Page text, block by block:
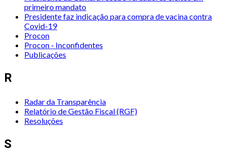
primeiro mandato
Presidente faz indicação para compra de vacina contra
Covid-19
Procon
Procon - Inconfidentes
Publicações
R
Radar da Transparência
Relatório de Gestão Fiscal (RGF)
Resoluções
S